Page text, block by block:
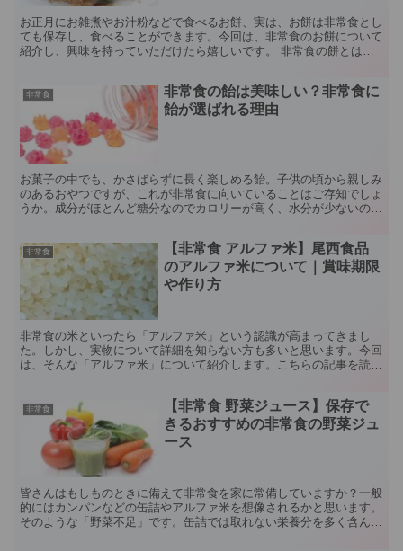
お正月にお雑煮やお汁粉などで食べるお餅、実は、お餅は非常食とし
ても保存し、食べることができます。今回は、非常食のお餅について
紹介し、興味を持っていただけたら嬉しいです。 非常食の餅とは？
非常食
非常食の飴は美味しい？非常食に
飴が選ばれる理由
お菓子の中でも、かさばらずに長く楽しめる飴。子供の頃から親しみ
のあるおやつですが、これが非常食に向いていることはご存知でしょ
うか。成分がほとんど糖分なのでカロリーが高く、水分が少ないので
非常食
【非常食 アルファ米】尾西食品
のアルファ米について｜賞味期限
や作り方
非常食の米といったら「アルファ米」という認識が高まってきまし
た。しかし、実物について詳細を知らない方も多いと思います。今回
は、そんな「アルファ米」について紹介します。こちらの記事を読む
非常食
【非常食 野菜ジュース】保存で
きるおすすめの非常食の野菜ジュ
ース
皆さんはもしものときに備えて非常食を家に常備していますか？一般
的にはカンパンなどの缶詰やアルファ米を想像されるかと思います。
そのような「野菜不足」です。缶詰では取れない栄養分を多く含んで